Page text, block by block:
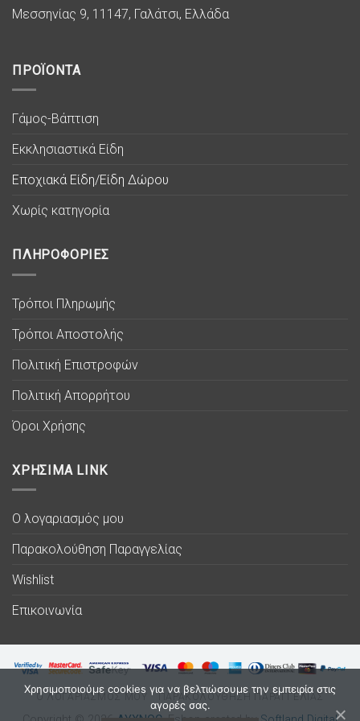
Μεσσηνίας 9, 11147, Γαλάτσι, Ελλάδα
ΠΡΟΪΟΝΤΑ
Γάμος-Βάπτιση
Εκκλησιαστικά Είδη
Εποχιακά Είδη/Είδη Δώρου
Χωρίς κατηγορία
ΠΛΗΡΟΦΟΡΙΕΣ
Τρόποι Πληρωμής
Τρόποι Αποστολής
Πολιτική Επιστροφών
Πολιτική Απορρήτου
Όροι Χρήσης
ΧΡΗΣΙΜΑ LINK
Ο λογαριασμός μου
Παρακολούθηση Παραγγελίας
Wishlist
Επικοινωνία
Ο ΛΟΓΑΡΙΑΣΜΟΣ ΜΟΥ ΠΑΡΑΚΟΛΟΥΘΗΣΗ ΠΑΡΑΓΓΕΛΙΑΣ
Χρησιμοποιούμε cookies για να βελτιώσουμε την εμπειρία στις
αγορές σας.